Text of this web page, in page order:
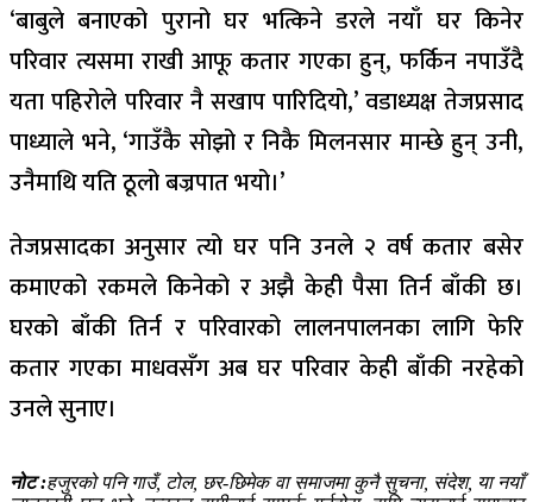
‘बाबुले बनाएको पुरानो घर भत्किने डरले नयाँ घर किनेर
परिवार त्यसमा राखी आफू कतार गएका हुन्, फर्किन नपाउँदै
यता पहिरोले परिवार नै सखाप पारिदियो,’ वडाध्यक्ष तेजप्रसाद
पाध्याले भने, ‘गाउँकै सोझो र निकै मिलनसार मान्छे हुन् उनी,
उनैमाथि यति ठूलो बज्रपात भयो।’
तेजप्रसादका अनुसार ​त्यो घर पनि उनले २ वर्ष कतार बसेर
कमाएको रकमले किनेको र अझै केही पैसा तिर्न बाँकी छ।
घरको बाँकी तिर्न र परिवारको लालनपालनका लागि फेरि
कतार गएका माधवसँग अब घर परिवार केही बाँकी नरहेको
उनले सुनाए।
नोट :हजुरको पनि गाउँ, टोल, छर-छिमेक वा समाजमा कुनै सुचना, संदेश, या नयाँ